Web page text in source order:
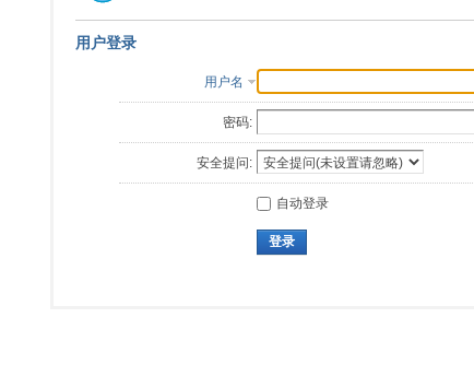
用户登录
用户名
密码:
安全提问:
自动登录
登录